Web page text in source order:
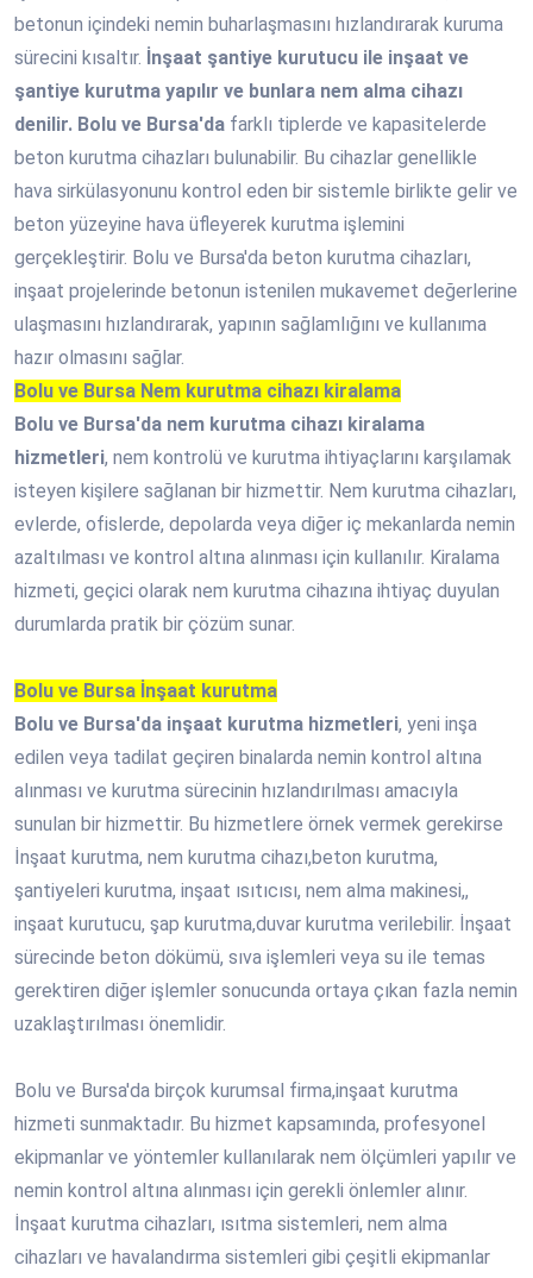
betonun içindeki nemin buharlaşmasını hızlandırarak kuruma
sürecini kısaltır. İnşaat şantiye kurutucu ile inşaat ve
şantiye kurutma yapılır ve bunlara nem alma cihazı
denilir. Bolu ve Bursa'da farklı tiplerde ve kapasitelerde
beton kurutma cihazları bulunabilir. Bu cihazlar genellikle
hava sirkülasyonunu kontrol eden bir sistemle birlikte gelir ve
beton yüzeyine hava üfleyerek kurutma işlemini
gerçekleştirir. Bolu ve Bursa'da beton kurutma cihazları,
inşaat projelerinde betonun istenilen mukavemet değerlerine
ulaşmasını hızlandırarak, yapının sağlamlığını ve kullanıma
hazır olmasını sağlar.
Bolu ve Bursa Nem kurutma cihazı kiralama
Bolu ve Bursa'da nem kurutma cihazı kiralama
hizmetleri, nem kontrolü ve kurutma ihtiyaçlarını karşılamak
isteyen kişilere sağlanan bir hizmettir. Nem kurutma cihazları,
evlerde, ofislerde, depolarda veya diğer iç mekanlarda nemin
azaltılması ve kontrol altına alınması için kullanılır. Kiralama
hizmeti, geçici olarak nem kurutma cihazına ihtiyaç duyulan
durumlarda pratik bir çözüm sunar.
Bolu ve Bursa İnşaat kurutma
Bolu ve Bursa'da inşaat kurutma hizmetleri, yeni inşa
edilen veya tadilat geçiren binalarda nemin kontrol altına
alınması ve kurutma sürecinin hızlandırılması amacıyla
sunulan bir hizmettir. Bu hizmetlere örnek vermek gerekirse
İnşaat kurutma, nem kurutma cihazı,beton kurutma,
şantiyeleri kurutma, inşaat ısıtıcısı, nem alma makinesi,,
inşaat kurutucu, şap kurutma,duvar kurutma verilebilir. İnşaat
sürecinde beton dökümü, sıva işlemleri veya su ile temas
gerektiren diğer işlemler sonucunda ortaya çıkan fazla nemin
uzaklaştırılması önemlidir.
Bolu ve Bursa'da birçok kurumsal firma,inşaat kurutma
hizmeti sunmaktadır. Bu hizmet kapsamında, profesyonel
ekipmanlar ve yöntemler kullanılarak nem ölçümleri yapılır ve
nemin kontrol altına alınması için gerekli önlemler alınır.
İnşaat kurutma cihazları, ısıtma sistemleri, nem alma
cihazları ve havalandırma sistemleri gibi çeşitli ekipmanlar